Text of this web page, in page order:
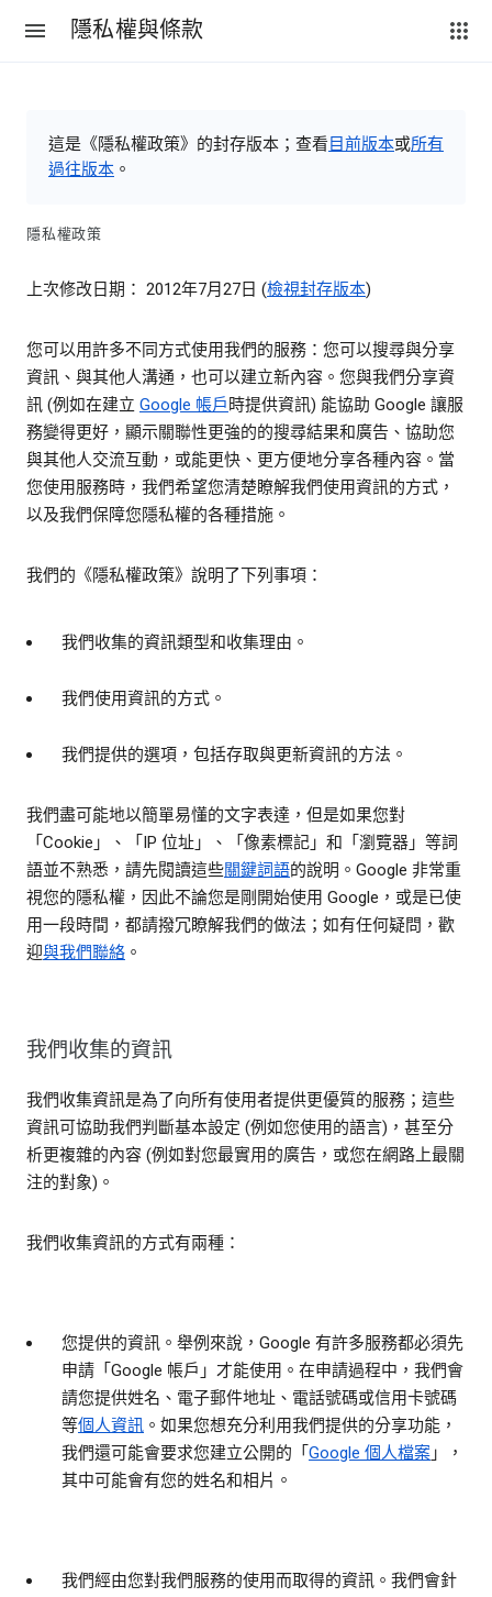
隱私權與條款
這是《隱私權政策》的封存版本；查看 目前版本或所有
過往版本 。
隱私權政策
上次修改日期： 2012年7月27日 (檢視封存版本)
您可以用許多不同方式使用我們的服務：您可以搜尋與分享
資訊、與其他人溝通，也可以建立新內容。您與我們分享資
訊 (例如在建立 Google 帳戶 時提供資訊) 能協助 Google 讓服
務變得更好，顯示關聯性更強的的搜尋結果和廣告、協助您
與其他人交流互動，或能更快、更方便地分享各種內容。當
您使用服務時，我們希望您清楚瞭解我們使用資訊的方式，
以及我們保障您隱私權的各種措施。
我們的《隱私權政策》說明了下列事項：
我們收集的資訊類型和收集理由。
我們使用資訊的方式。
我們提供的選項，包括存取與更新資訊的方法。
我們盡可能地以簡單易懂的文字表達，但是如果您對
「Cookie」、「IP 位址」、「像素標記」和「瀏覽器」等詞
語並不熟悉，請先閱讀這些關鍵詞語的說明。Google 非常重
視您的隱私權，因此不論您是剛開始使用 Google，或是已使
用一段時間，都請撥冗瞭解我們的做法；如有任何疑問，歡
迎與我們聯絡 。
我們收集的資訊
我們收集資訊是為了向所有使用者提供更優質的服務；這些
資訊可協助我們判斷基本設定 (例如您使用的語言)，甚至分
析更複雜的內容 (例如對您最實用的廣告，或您在網路上最關
注的對象)。
我們收集資訊的方式有兩種：
您提供的資訊。 舉例來說，Google 有許多服務都必須先
申請「Google 帳戶」才能使用。在申請過程中，我們會
請您提供姓名、電子郵件地址、電話號碼或信用卡號碼
等個人資訊 。如果您想充分利用我們提供的分享功能，
我們還可能會要求您建立公開的「 Google 個人檔案 」，
其中可能會有您的姓名和相片。
我們經由您對我們服務的使用而取得的資訊。 我們會針